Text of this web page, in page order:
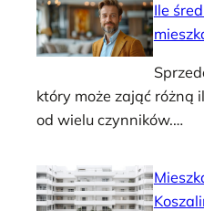
Ile
który może zająć różną
od wielu czynników.…